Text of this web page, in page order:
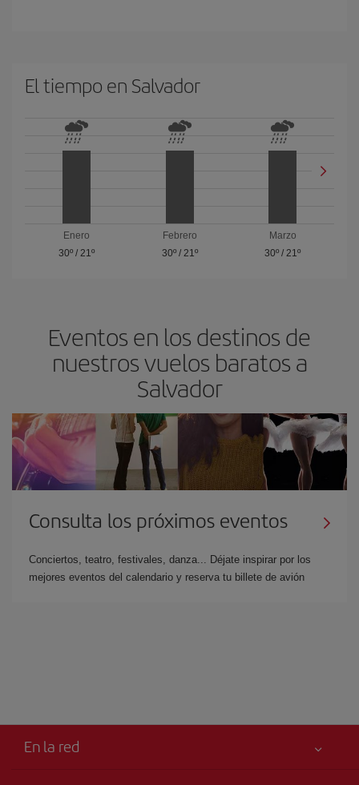
El tiempo en Salvador
Enero
30º/ 21º
Febrero
30º/ 21º
Marzo
30º /21º
Eventos en los destinos de
nuestros vuelos baratos a
Salvador
Consulta los próximos eventos
Conciertos, teatro, festivales, danza... Déjate inspirar por los
mejores eventos del calendario y reserva tu billete de avión
En la red